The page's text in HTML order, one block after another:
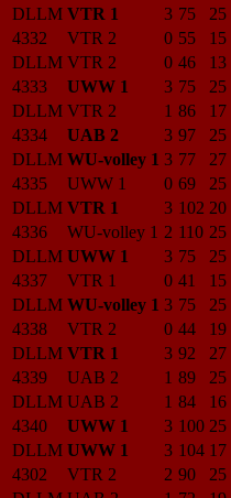
DLLM VTR 1 3 75 25
4332
VTR 2 0 55 15
DLLM VTR 2 0 46 13
4333
UWW 1 3 75 25
DLLM VTR 2 1 86 17
4334
UAB 2 3 97 25
DLLM WU-volley 1 3 77 27
4335
UWW 1 0 69 25
DLLM VTR 1 3 102 20
4336
WU-volley 1 2 110 25
DLLM UWW 1 3 75 25
4337
VTR 1 0 41 15
DLLM WU-volley 1 3 75 25
4338
VTR 2 0 44 19
DLLM VTR 1 3 92 27
4339
UAB 2 1 89 25
DLLM UAB 2 1 84 16
4340
UWW 1 3 100 25
DLLM UWW 1 3 104 17
4302
VTR 2 2 90 25